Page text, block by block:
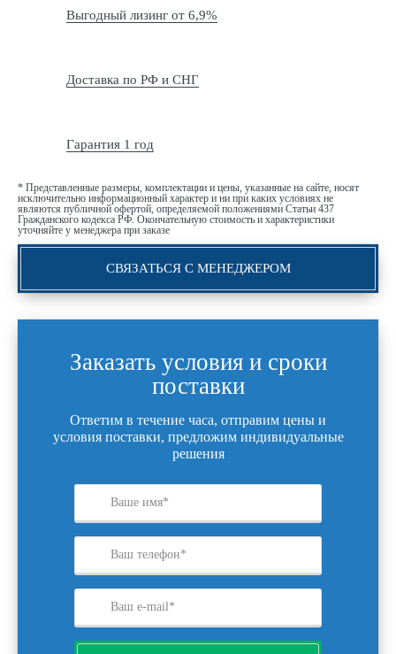
Выгодный лизинг от 6,9%
Доставка по РФ и СНГ
Гарантия 1 год
* Представленные размеры, комплектации и цены, указанные на сайте, носят
исключительно информационный характер и ни при каких условиях не
являются публичной офертой, определяемой положениями Статьи 437
Гражданского кодекса РФ. Окончательную стоимость и характеристики
уточняйте у менеджера при заказе
СВЯЗАТЬСЯ С МЕНЕДЖЕРОМ
Заказать условия и сроки
поставки
Ответим в течение часа, отправим цены и
условия поставки, предложим индивидуальные
решения